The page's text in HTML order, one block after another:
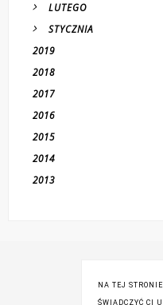
LUTEGO
STYCZNIA
2019
2018
2017
2016
2015
2014
2013
NA TEJ
ŚWIADCZYĆ CI